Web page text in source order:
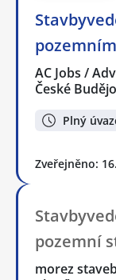
AC Jobs /
České
Plný
Zveřejněno:
pozemní
morez